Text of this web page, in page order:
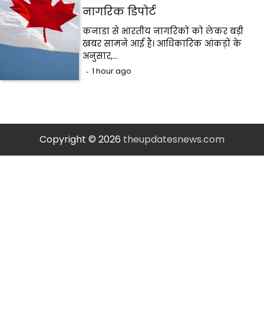
नागरिक डिपोर्ट
कनाडा से भारतीय नागरिकों को लेकर बड़ी
खबर सामने आई है। आधिकारिक आंकड़ों के
अनुसार,…
1 hour ago
Copyright © 2026 theupdatesnews.com